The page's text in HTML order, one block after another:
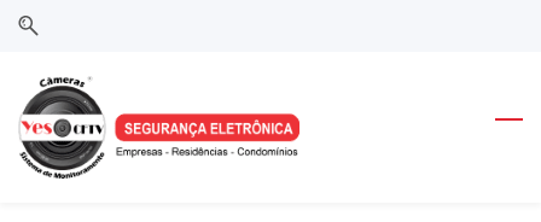
Skip
search
Skip
main
content